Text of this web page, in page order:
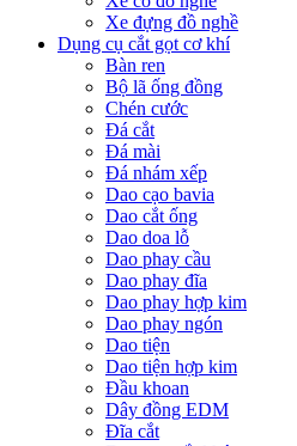
Xe đựng đồ nghề
Dụng cụ cắt gọt cơ khí
Bàn ren
Bộ lã ống đồng
Chén cước
Đá cắt
Đá mài
Đá nhám xếp
Dao cạo bavia
Dao cắt ống
Dao doa lỗ
Dao phay cầu
Dao phay đĩa
Dao phay hợp kim
Dao phay ngón
Dao tiện
Dao tiện hợp kim
Đầu khoan
Dây đồng EDM
Đĩa cắt